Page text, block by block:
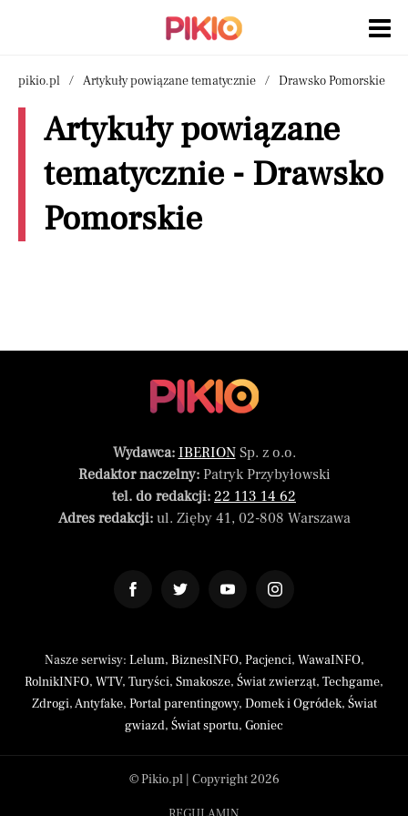
pikio.pl Artykuły powiązane tematycznie Drawsko Pomorskie
Artykuły powiązane
tematycznie - Drawsko
Pomorskie
Wydawca: IBERIONSp. z o.o.
Redaktor naczelny:Patryk Przybyłowski
tel. do redakcji: 22 113 14 62
Adres redakcji:ul. Zięby 41, 02-808 Warszawa
Nasze serwisy: Lelum, BiznesINFO, Pacjenci, WawaINFO,
RolnikINFO, WTV, Turyści, Smakosze, Świat zwierząt, Techgame,
Zdrogi,Antyfake, Portal parentingowy, Domek i Ogródek, Świat
gwiazd, Świat sportu, Goniec
© Pikio.pl | Copyright 2026